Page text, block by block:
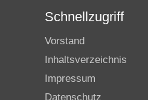
Schnellzugriff
Vorstand
Inhaltsverzeichnis
Impressum
Datenschutz